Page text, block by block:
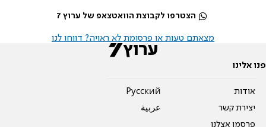
הצטרפו לקבוצת הוואטצאפ של ערוץ 7
מצאתם טעות או פרסומת לא ראויה? דווחו לנו
פנו אלינו
אודות
יצירת קשר
פרסמו אצלנו
Pусский
عربية